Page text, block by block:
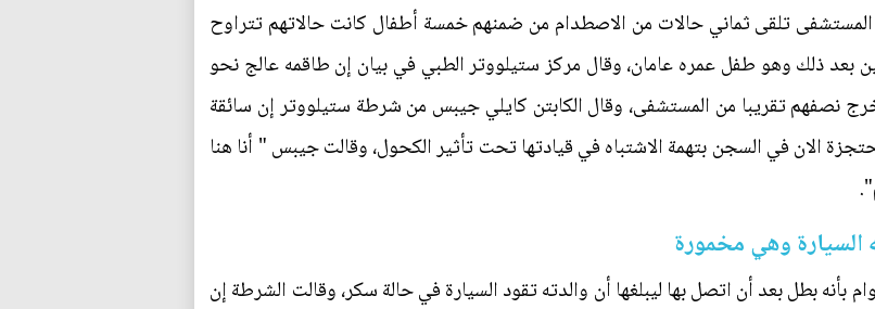
المستشفى تلقى ثماني حالات من الاصطدام من ضمنهم خمسة أطفال كانت حالاتهم تتراوح
بعد ذلك وهو طفل عمره عامان، وقال مركز ستيلووتر الطبي في بيان إن طاقمه عالج نحو
اعمارهم بين عامين و 65 عاما وخرج نصفهم تقريبا من المستشفى، وقال الكابتن كايلي جيبس من شرطة ستيلووتر إن سائقة
أداسيا أفيري تشامبرز - 25 عاما- محتجزة الان في السجن بتهمة الاشتباه في قيادتها تحت تأثير الكحول، وقالت جيبس " أنا هنا
السيارة وهي مخمورة
بطل بعد أن اتصل بها ليبلغها أن والدته تقود السيارة في حالة سكر، وقالت الشرطة إن